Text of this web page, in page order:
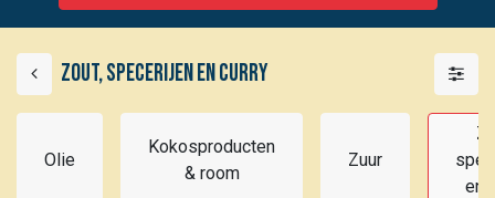
Zout, specerijen en curry
Olie
Kokosproducten
& room
Zuur
en